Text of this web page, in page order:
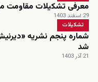
معرفی تشکیلات مقاومت
29 اسفند 1403
تشکیلات
شد
21 آذر 1403